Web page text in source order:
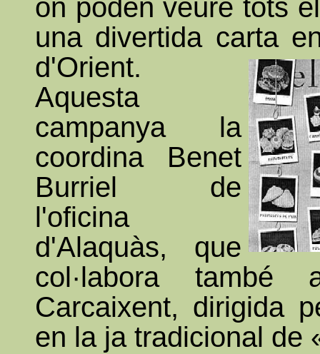
on poden veure tots
una divertida carta
d'Orient.
Aquesta
campanya la
coordina Benet
Burriel de
l'oficina
d'Alaquàs, que
col·labora també
Carcaixent, dirigida
en la ja tradicional de